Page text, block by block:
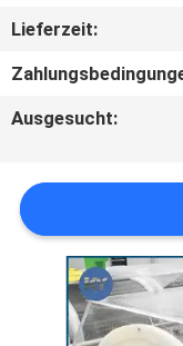
ANGEBOT
SITEMAP
Lieferzeit:
Ausgesucht: